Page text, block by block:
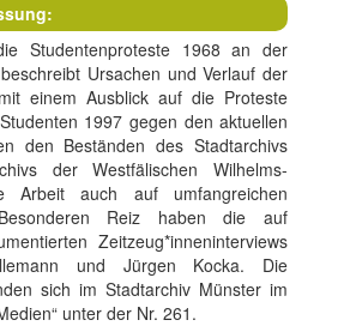
Studentenproteste 1968 an der
Ursachen und Verlauf der
einem Ausblick auf die Proteste
1997 gegen den aktuellen
den Beständen des Stadtarchivs
der Westfälischen Wilhelms-
Arbeit auch auf umfangreichen
Besonderen Reiz haben die auf
Zeitzeug*inneninterviews
und Jürgen Kocka. Die
sich im Stadtarchiv Münster im
unter der Nr. 261.